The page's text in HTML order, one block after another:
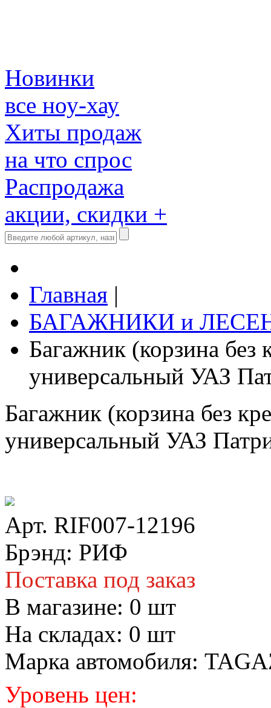
Новинки
все ноу-хау
Хиты продаж
на что спрос
Распродажа
акции, скидки +
Главная |
БАГАЖНИКИ и
Багажник (корзина
универсальный УАЗ
Багажник (корзина без
универсальный УАЗ
Арт. RIF007-12196
Брэнд: РИФ
Поставка под заказ
В магазине: 0 шт
На складах: 0 шт
Марка автомобиля:
Уровень цен: